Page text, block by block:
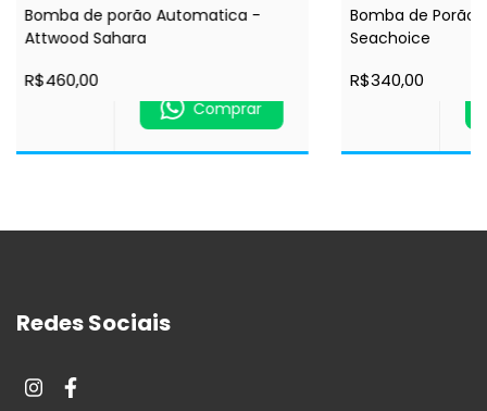
Bomba de porão Automatica -
Attwood Sahara
R$460,00
Comprar
Bomba de Porão
Seachoice
R$340,00
Redes Sociais